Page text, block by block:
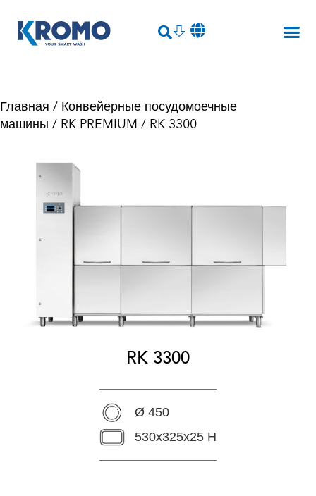
Главная / Конвейерные посудомоечные
машины / RK PREMIUM / RK 3300
RK 3300
Ø 450
530x325x25 H